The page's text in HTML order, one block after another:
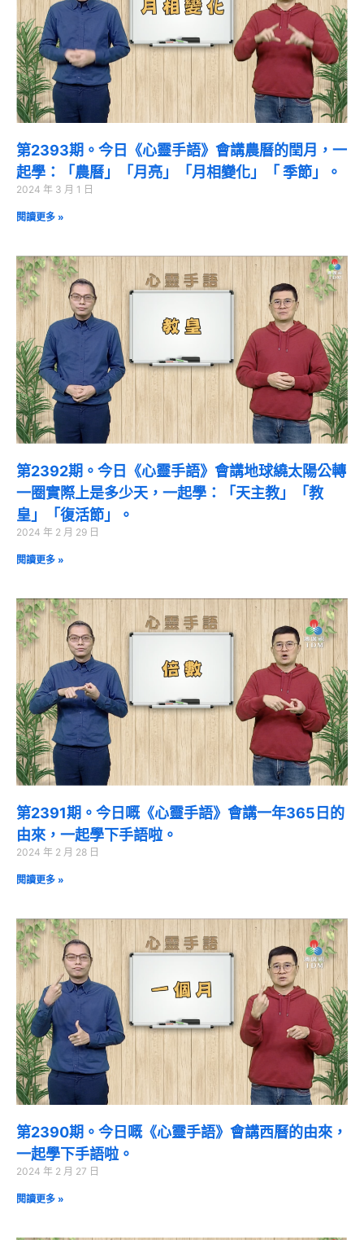
第2393期。今日《心靈手語》會講農曆的閏月，一
起學：「農曆」「月亮」「月相變化」「 季節」。
2024 年 3 月 1 日
閱讀更多 »
第2392期。今日《心靈手語》會講地球繞太陽公轉
一圈實際上是多少天，一起學：「天主教」「教
皇」「復活節」。
2024 年 2 月 29 日
閱讀更多 »
第2391期。今日嘅《心靈手語》會講一年365日的
由來，一起學下手語啦。
2024 年 2 月 28 日
閱讀更多 »
第2390期。今日嘅《心靈手語》會講西曆的由來，
一起學下手語啦。
2024 年 2 月 27 日
閱讀更多 »